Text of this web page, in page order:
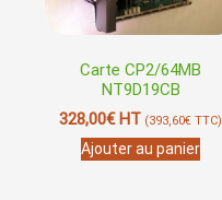
Carte CP2/64MB
NT9D19CB
328,00€HT (393,60€ TTC)
Ajouter au panier